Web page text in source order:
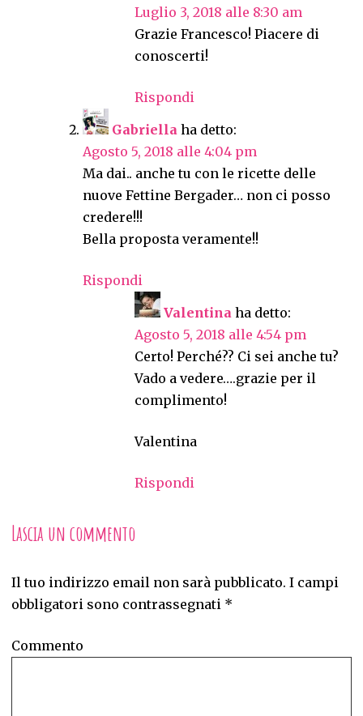
Luglio 3, 2018 alle 8:30 am
Grazie Francesco! Piacere di
conoscerti!
Rispondi
Gabriella ha detto:
Agosto 5, 2018 alle 4:04 pm
Ma dai.. anche tu con le ricette delle
nuove Fettine Bergader… non ci posso
credere!!!
Bella proposta veramente!!
Rispondi
Valentina ha detto:
Agosto 5, 2018 alle 4:54 pm
Certo! Perché?? Ci sei anche tu?
Vado a vedere….grazie per il
complimento!
Valentina
Rispondi
Lascia un commento
Il tuo indirizzo email non sarà pubblicato. I campi
obbligatori sono contrassegnati *
Commento